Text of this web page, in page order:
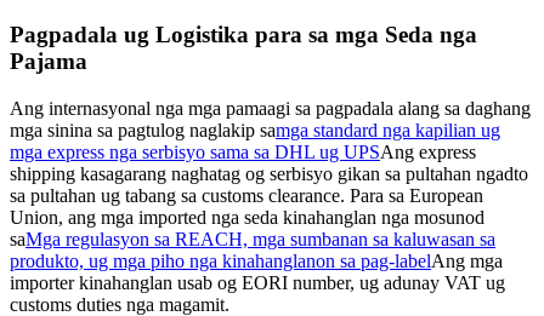
Pagpadala ug Logistika para sa mga Seda nga
Pajama
Ang internasyonal nga mga pamaagi sa pagpadala alang sa daghang
mga sinina sa pagtulog naglakip samga standard nga kapilian ug
mga express nga serbisyo sama sa DHL ug UPSAng express
shipping kasagarang naghatag og serbisyo gikan sa pultahan ngadto
sa pultahan ug tabang sa customs clearance. Para sa European
Union, ang mga imported nga seda kinahanglan nga mosunod
saMga regulasyon sa REACH, mga sumbanan sa kaluwasan sa
produkto, ug mga piho nga kinahanglanon sa pag-labelAng mga
importer kinahanglan usab og EORI number, ug adunay VAT ug
customs duties nga magamit.